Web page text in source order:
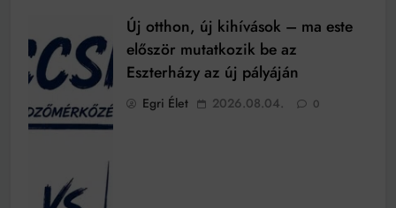
Új otthon, új kihívások – ma este
először mutatkozik be az
Eszterházy az új pályáján
Egri Élet 2026.08.04. 0